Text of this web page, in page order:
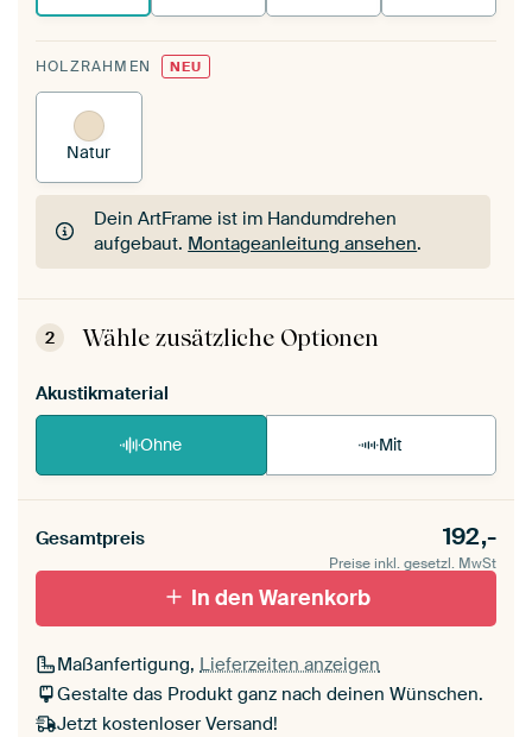
HOLZRAHMEN NEU
Natur
Dein ArtFrame ist im Handumdrehen
aufgebaut. Montageanleitung ansehen.
Dein ArtFrame ist im Handumdrehen
aufgebaut.Montageanleitung ansehen
2 Wähle zusätzliche Optionen
Akustikmaterial
Ohne Mit
Gesamtpreis 192,-
Preise inkl. gesetzl. MwSt
In den Warenkorb
Maßanfertigung, Lieferzeiten anzeigen
Gestalte das Produkt ganz nach deinen Wünschen.
Jetzt kostenloser Versand!